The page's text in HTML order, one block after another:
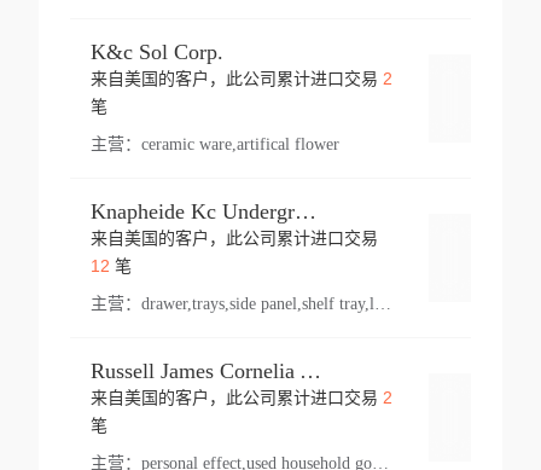
K&c Sol Corp.
来自美国的客户，此公司累计进口交易 2
笔
主营： ceramic ware,artifical flower
Knapheide Kc Underground
来自美国的客户，此公司累计进口交易
12 笔
主营：
Russell James Cornelia Arlington Va
来自美国的客户，此公司累计进口交易 2
笔
主营： personal effect,used household goods